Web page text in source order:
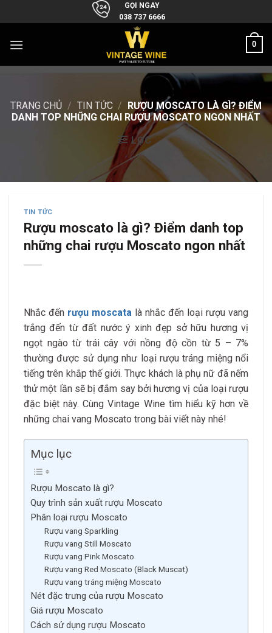
to
GỌI NGAY
038 737 6666
0
TRANG CHỦ / TIN TỨC / RƯỢU MOSCATO LÀ GÌ? ĐIỂM
DANH TOP NHỮNG CHAI RƯỢU MOSCATO NGON NHẤT
LỌC
TIN TỨC
Rượu moscato là gì? Điểm danh top
những chai rượu Moscato ngon nhất
Nhắc đến rượu moscata là nhắc đến loại rượu vang
trắng đến từ đất nước ý xinh đẹp sở hữu hương vị
ngọt ngào từ trái cây với nồng độ cồn từ 5 – 7%
thường được sử dụng như loại rượu tráng miệng nổi
tiếng trên khắp thế giới. Thực khách là phụ nữ đã nếm
thử một lần sẽ bị đắm say bởi hương vị của loại rượu
đặc biệt này. Cùng Vintage Wine tìm hiểu kỹ hơn về
những chai vang Moscato trong bài viết này nhé!
Mục lục
Rượu Moscato là gì?
Quy trình sản xuất rượu Moscato
Phân loại rượu Moscato
Rượu vang Sparkling
Rượu vang Still Moscato
Rượu vang Pink Moscato
Rượu vang Red Moscato (Black Muscat)
Rượu vang tráng miệng Moscato
Nét đặc trưng của rượu Moscato
Giá rượu Moscato
Cách sử dụng rượu Moscato